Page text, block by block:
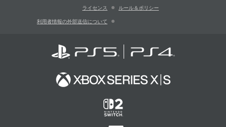
ライセンス ルール＆ポリシー
利用者情報の外部送信について